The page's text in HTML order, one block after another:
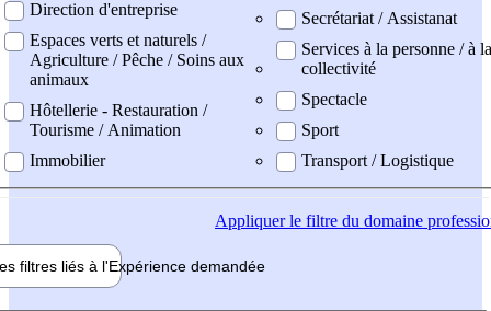
Direction d'entreprise
Espaces verts et naturels /
Agriculture / Pêche / Soins aux
animaux
Hôtellerie - Restauration /
Tourisme / Animation
Immobilier
Secrétariat / Assistanat
Services à la personne / à la
collectivité
Spectacle
Sport
Transport / Logistique
Appliquerle filtre du domaine
filtres liés à l'Expérience demandée